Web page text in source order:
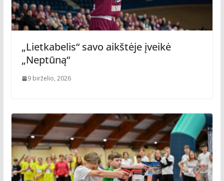
„Lietkabelis“ savo aikštėje įveikė
„Neptūną“
9 birželio, 2026